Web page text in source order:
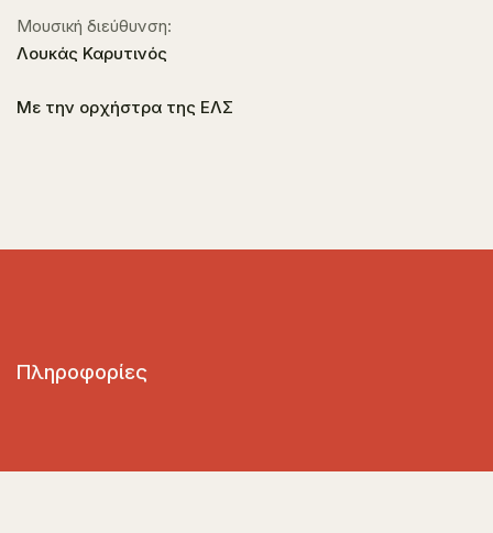
Μουσική διεύθυνση:
Λουκάς Καρυτινός
Με την ορχήστρα της ΕΛΣ
Πληροφορίες